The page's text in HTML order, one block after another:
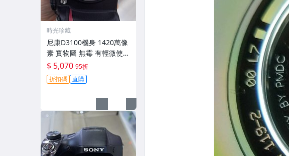
時光珍藏
尼康D3100機身 1420萬像
素 實物圖 無霉 有輕微使用
痕跡 機身原裝 無拆修無翻
新 臨-343
$ 5,070 95折
折扣碼 直購